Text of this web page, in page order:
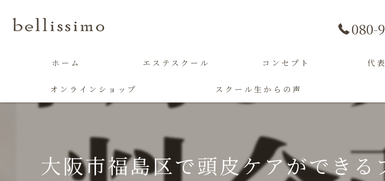
080-
ホーム エステスクール コンセプト 代
オンラインショップ スクール生からの声
大阪市福島区で頭皮ケアができる